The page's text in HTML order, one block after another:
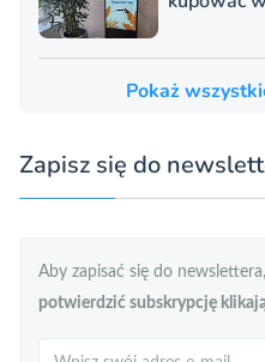
Pokaż
Zapisz się do
Aby zapisać się do newslettera,
potwierdzić subskrypcję
Szukaj